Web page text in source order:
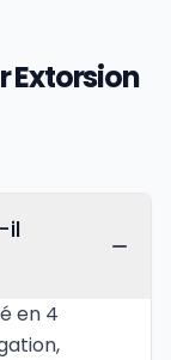
Extorsion
il
en 4